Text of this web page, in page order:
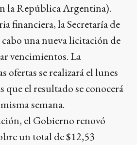
la República Argentina).
financiera, la Secretaría de
cabo una nueva licitación de
vencimientos. La
ofertas se realizará el lunes
el resultado se conocerá
semana.
el Gobierno renovó
un total de $12,53